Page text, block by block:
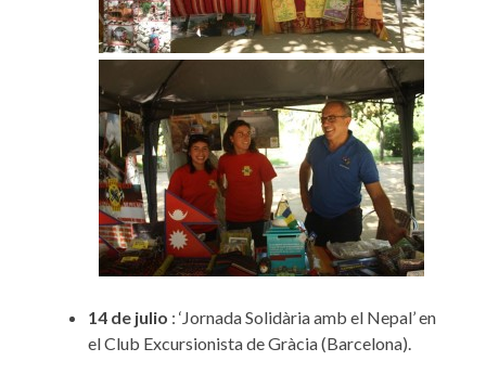
14 de julio : ‘Jornada Solidària amb el Nepal’ en
el Club Excursionista de Gràcia (Barcelona).